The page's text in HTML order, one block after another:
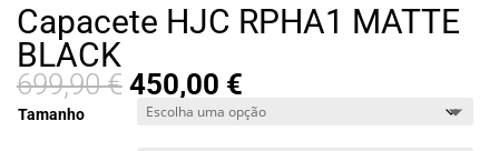
Capacete HJC RPHA1 MATTE
BLACK
699,90€ 450,00 €
Tamanho